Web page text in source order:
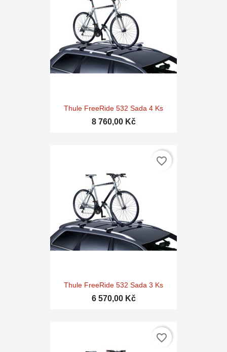
Thule FreeRide 532 Sada 4 Ks
8 760,00 Kč
Thule FreeRide 532 Sada 3 Ks
6 570,00 Kč
favorite_border
favorite_border